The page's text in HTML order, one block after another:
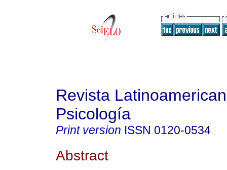
Revista
Psicología
Print version ISSN 0120-0534
Abstract